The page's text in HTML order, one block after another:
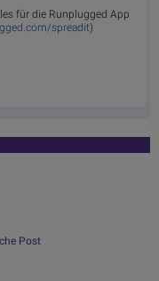
für die Runplugged App
spreadit)
Post